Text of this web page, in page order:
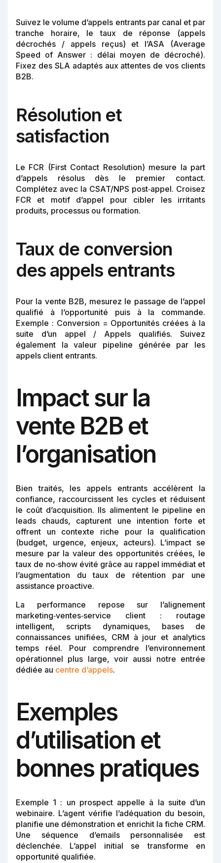
Suivez le volume d’appels entrants par canal et par
tranche horaire, le taux de réponse (appels
décrochés / appels reçus) et l’ASA (Average
Speed of Answer : délai moyen de décroché).
Fixez des SLA adaptés aux attentes de vos clients
B2B.
Résolution et
satisfaction
Le FCR (First Contact Resolution) mesure la part
d’appels résolus dès le premier contact.
Complétez avec la CSAT/NPS post‑appel. Croisez
FCR et motif d’appel pour cibler les irritants
produits, processus ou formation.
Taux de conversion
des appels entrants
Pour la vente B2B, mesurez le passage de l’appel
qualifié à l’opportunité puis à la commande.
Exemple : Conversion = Opportunités créées à la
suite d’un appel / Appels qualifiés. Suivez
également la valeur pipeline générée par les
appels client entrants.
Impact sur la
vente B2B et
l’organisation
Bien traités, les appels entrants accélèrent la
confiance, raccourcissent les cycles et réduisent
le coût d’acquisition. Ils alimentent le pipeline en
leads chauds, capturent une intention forte et
offrent un contexte riche pour la qualification
(budget, urgence, enjeux, acteurs). L’impact se
mesure par la valeur des opportunités créées, le
taux de no‑show évité grâce au rappel immédiat et
l’augmentation du taux de rétention par une
assistance proactive.
La performance repose sur l’alignement
marketing‑ventes‑service client : routage
intelligent, scripts dynamiques, bases de
connaissances unifiées, CRM à jour et analytics
temps réel. Pour comprendre l’environnement
opérationnel plus large, voir aussi notre entrée
dédiée au centre d’appels.
Exemples
d’utilisation et
bonnes pratiques
Exemple 1 : un prospect appelle à la suite d’un
webinaire. L’agent vérifie l’adéquation du besoin,
planifie une démonstration et enrichit la fiche CRM.
Une séquence d’emails personnalisée est
déclenchée. L’appel initial se transforme en
opportunité qualifiée.